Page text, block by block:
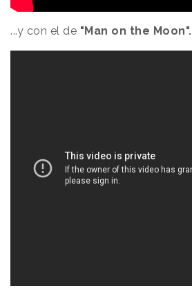
...y con el de "Man on the Moon".